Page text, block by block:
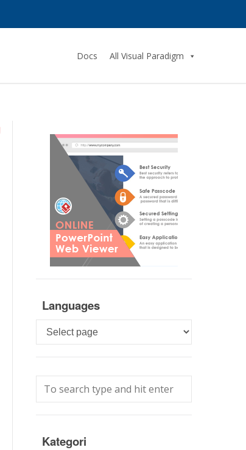
Docs All Visual Paradigm
Languages
Languages
Kategori